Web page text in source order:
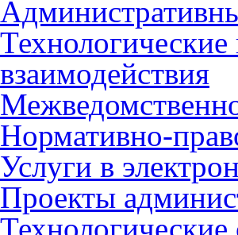
взаимодействия
Нормативно-
Услуги в
Проекты